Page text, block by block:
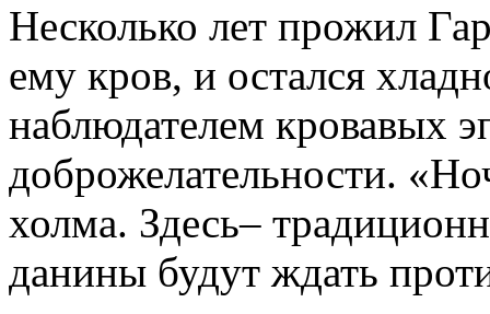
Несколько лет прожил
ему кров, и остался
наблюдателем кровавых
доброжелательности.
холма. Здесь–
данины будут ждать